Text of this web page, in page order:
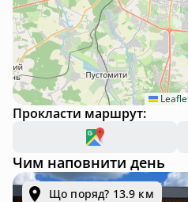
Прокласти маршрут:
Чим наповнити день
Що поряд? 13.9 км